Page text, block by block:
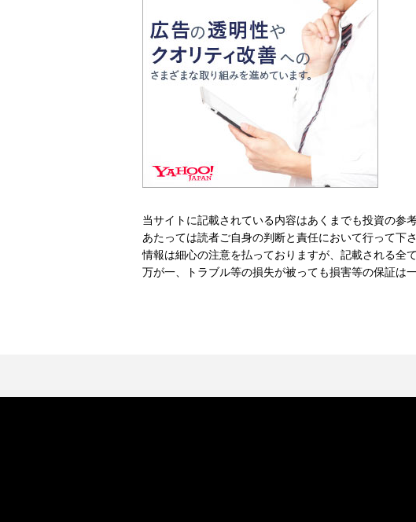
当サイトに記載されている内容はあくまでも投資の参
あたっては読者ご自身の判断と責任において行って下
情報は細心の注意を払っておりますが、記載される全
万が一、トラブル等の損失が被っても損害等の保証は